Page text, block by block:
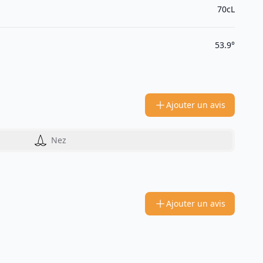
70cL
53.9°
Ajouter un avis
Nez
Ajouter un avis